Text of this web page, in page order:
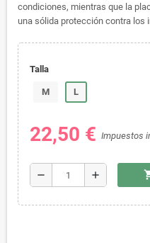
condiciones, mientras que la
una sólida protección contra los
Talla
M L
22,50 € Impuestos
remove add